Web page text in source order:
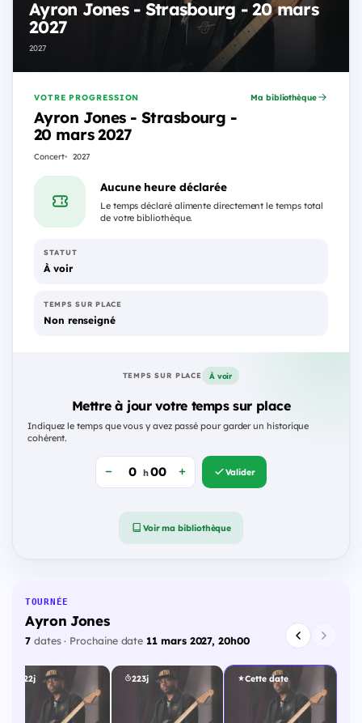
Ayron Jones - Strasbourg - 20 mars
2027
2027
VOTRE PROGRESSION
Ayron Jones - Strasbourg -
20 mars 2027
Concert 2027
Ma bibliothèque
Aucune heure déclarée
Le temps déclaré alimente directement le temps total
de votre bibliothèque.
STATUT
À voir
TEMPS SUR PLACE
Non renseigné
TEMPS SUR PLACE À voir
Mettre à jour votre temps sur place
Indiquez le temps que vous y avez passé pour garder un historique
cohérent.
h Valider
Voir ma bibliothèque
TOURNÉE
Ayron Jones
7dates · Prochaine date 11 mars 2027, 20h00
222j 223j Cette date